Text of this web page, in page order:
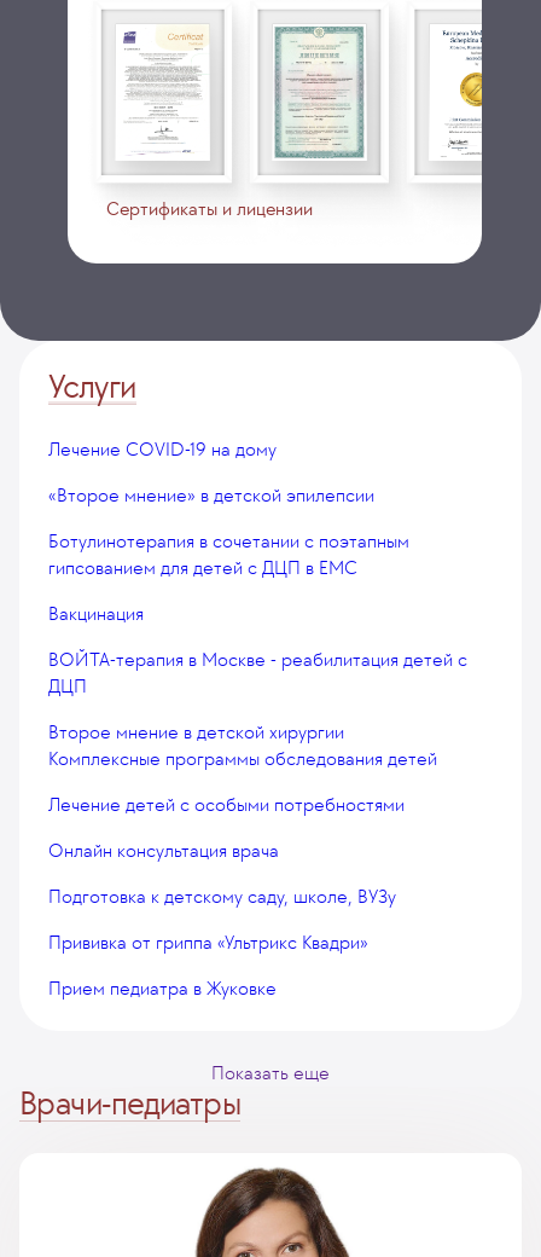
Сертификаты и лицензии
Услуги
Лечение COVID-19 на дому
«Второе мнение» в детской эпилепсии
Ботулинотерапия в сочетании с поэтапным
гипсованием для детей с ДЦП в EMC
Вакцинация
ВОЙТА-терапия в Москве - реабилитация детей с
ДЦП
Второе мнение в детской хирургии
Комплексные программы обследования детей
Лечение детей с особыми потребностями
Онлайн консультация врача
Подготовка к детскому саду, школе, ВУЗу
Прививка от гриппа «Ультрикс Квадри»
Прием педиатра в Жуковке
Показать еще
Врачи-педиатры